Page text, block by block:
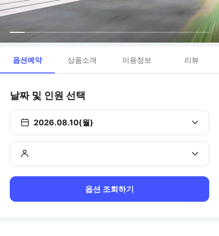
옵션예약 상품소개 이용정보 리뷰
날짜 및 인원 선택
2026.08.10(월)
옵션 조회하기